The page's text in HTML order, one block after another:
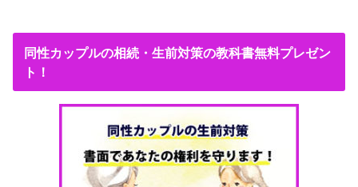
同性カップルの相続・生前対策の教科書無料プレゼン
ト！